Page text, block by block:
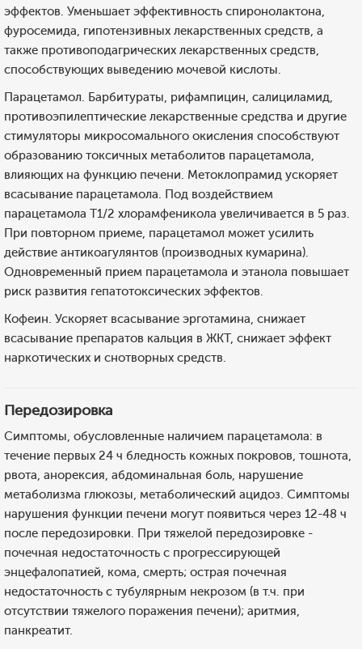
эффектов. Уменьшает эффективность спиронолактона,
фуросемида, гипотензивных лекарственных средств, а
также противоподагрических лекарственных средств,
способствующих выведению мочевой кислоты.
Парацетамол. Барбитураты, рифампицин, салициламид,
противоэпилептические лекарственные средства и другие
стимуляторы микросомального окисления способствуют
образованию токсичных метаболитов парацетамола,
влияющих на функцию печени. Метоклопрамид ускоряет
всасывание парацетамола. Под воздействием
парацетамола T1/2 хлорамфеникола увеличивается в 5 раз.
При повторном приеме, парацетамол может усилить
действие антикоагулянтов (производных кумарина).
Одновременный прием парацетамола и этанола повышает
риск развития гепатотоксических эффектов.
Кофеин. Ускоряет всасывание эрготамина, снижает
всасывание препаратов кальция в ЖКТ, снижает эффект
наркотических и снотворных средств.
Передозировка
Симптомы, обусловленные наличием парацетамола: в
течение первых 24 ч бледность кожных покровов, тошнота,
рвота, анорексия, абдоминальная боль, нарушение
метаболизма глюкозы, метаболический ацидоз. Симптомы
нарушения функции печени могут появиться через 12-48 ч
после передозировки. При тяжелой передозировке -
почечная недостаточность с прогрессирующей
энцефалопатией, кома, смерть; острая почечная
недостаточность с тубулярным некрозом (в т.ч. при
отсутствии тяжелого поражения печени); аритмия,
панкреатит.